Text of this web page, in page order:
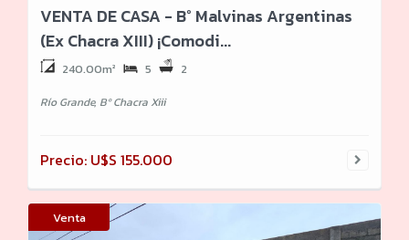
VENTA DE CASA - B° Malvinas Argentinas
(Ex Chacra XIII) ¡Comodi...
240.00m² 5 2
Río Grande, Bº Chacra Xiii
Precio: U$S 155.000
Venta